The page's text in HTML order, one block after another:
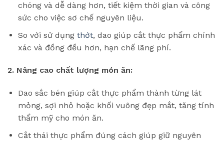
chóng và dễ dàng hơn, tiết kiệm thời gian và công
sức cho việc sơ chế nguyên liệu.
So với sử dụng thớt, dao giúp cắt thực phẩm chính
xác và đồng đều hơn, hạn chế lãng phí.
2. Nâng cao chất lượng món ăn:
Dao sắc bén giúp cắt thực phẩm thành từng lát
mỏng, sợi nhỏ hoặc khối vuông đẹp mắt, tăng tính
thẩm mỹ cho món ăn.
Cắt thái thực phẩm đúng cách giúp giữ nguyên